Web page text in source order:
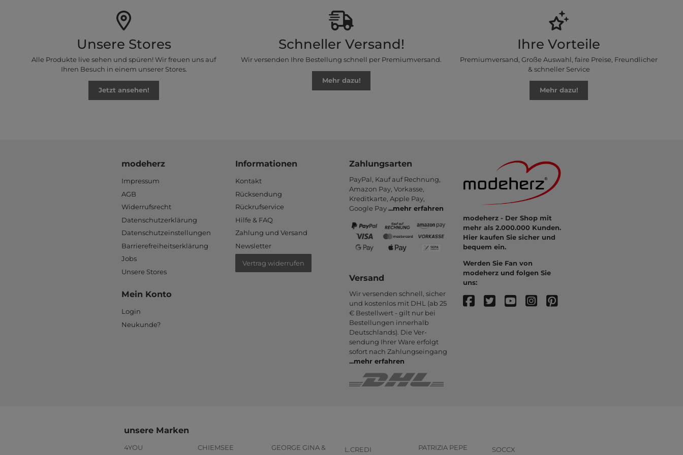
Unsere Stores
Alle Produkte live sehen und spüren! Wir freuen uns auf
Ihren Besuch in einem unserer Stores.
Jetzt ansehen!
Schneller Versand!
Wir versenden Ihre Bestellung schnell per Premiumversand.
Mehr dazu!
Ihre Vorteile
Premiumversand, Große Auswahl, faire Preise, Freundlicher
& schneller Service
Mehr dazu!
modeherz
Impressum
AGB
Widerrufsrecht
Datenschutzerklärung
Datenschutzeinstellungen
Barrierefreiheitserklärung
Jobs
Unsere Stores
Mein Konto
Login
Neukunde?
Informationen
Kontakt
Rücksendung
Rückrufservice
Hilfe & FAQ
Zahlung und Versand
Newsletter
Vertrag widerrufen
Zahlungsarten
PayPal, Kauf auf Rechnung,
Amazon Pay, Vor­kasse,
Kredit­karte, Apple Pay,
Google Pay...mehr erfahren
Versand
Wir versenden schnell, sicher
und kostenlos mit DHL (ab 25
€ Bestell­wert - gilt nur bei
Bestel­lungen inner­halb
Deutsch­lands). Die Ver­
sendung Ihrer Ware er­folgt
sofort nach Zahlungs­eingang
...mehr erfahren
modeherz - Der Shop mit
mehr als 2.000.000 Kunden.
Hier kaufen Sie sicher und
bequem ein.
Werden Sie Fan von
modeherz und folgen Sie
uns:
unsere Marken
4YOU CHIEMSEE
GEORGE GINA &
L.CREDI PATRIZIA PEPE SOCCX